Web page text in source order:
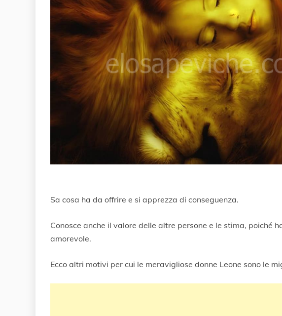
Sa cosa ha da offrire e si apprezza di conseguenza.
Conosce anche il valore delle altre persone e le stima, poiché
amorevole.
Ecco altri motivi per cui le meravigliose donne Leone sono le